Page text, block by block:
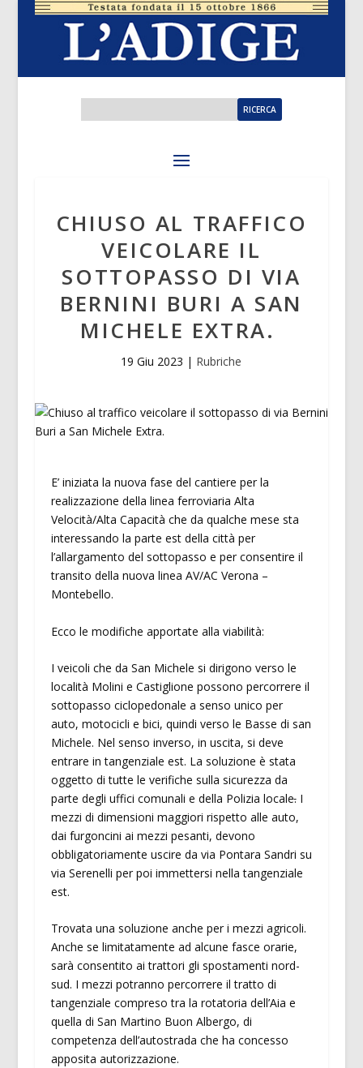
CHIUSO AL TRAFFICO
VEICOLARE IL
SOTTOPASSO DI VIA
BERNINI BURI A SAN
MICHELE EXTRA.
19 Giu 2023 | Rubriche
E’ iniziata la nuova fase del cantiere per la
realizzazione della linea ferroviaria Alta
Velocità/Alta Capacità che da qualche mese sta
interessando la parte est della città per
l’allargamento del sottopasso e per consentire il
transito della nuova linea AV/AC Verona –
Montebello.
Ecco le modifiche apportate alla viabilità:
I veicoli che da San Michele si dirigono verso le
località Molini e Castiglione possono percorrere il
sottopasso ciclopedonale a senso unico per
auto, motocicli e bici, quindi verso le Basse di san
Michele. Nel senso inverso, in uscita, si deve
entrare in tangenziale est. La soluzione è stata
oggetto di tutte le verifiche sulla sicurezza da
parte degli uffici comunali e della Polizia locale.I
mezzi di dimensioni maggiori rispetto alle auto,
dai furgoncini ai mezzi pesanti, devono
obbligatoriamente uscire da via Pontara Sandri su
via Serenelli per poi immettersi nella tangenziale
est.
Trovata una soluzione anche per i mezzi agricoli.
Anche se limitatamente ad alcune fasce orarie,
sarà consentito ai trattori gli spostamenti nord-
sud. I mezzi potranno percorrere il tratto di
tangenziale compreso tra la rotatoria dell’Aia e
quella di San Martino Buon Albergo, di
competenza dell’autostrada che ha concesso
apposita autorizzazione.